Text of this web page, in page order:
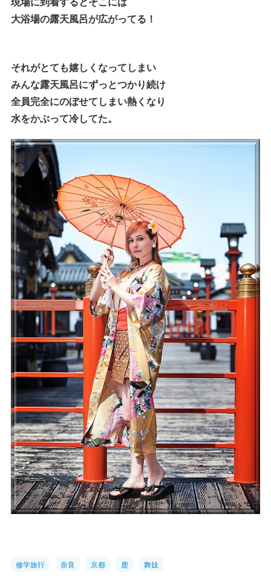
大浴場の露天風呂が広がってる！
それがとても嬉しくなってしまい
みんな露天風呂にずっとつかり続け
全員完全にのぼせてしまい熱くなり
水をかぶって冷してた。
修学旅行 奈良 京都 鹿 舞妓